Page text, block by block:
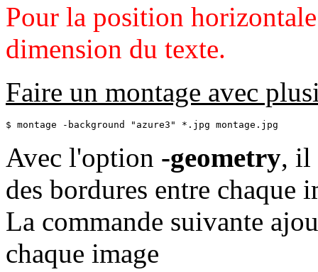
Pour la position
dimension du texte.
Faire un montage avec
$ montage -background "azure3" *.jpg montage.jpg
Avec l'option -geometry, il
des bordures entre chaque
La commande suivante
chaque image